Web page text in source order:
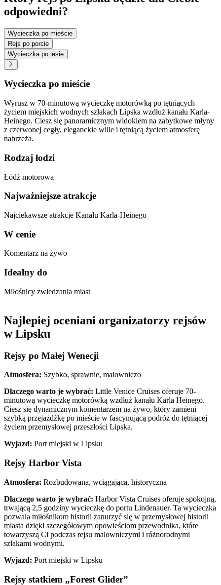
odpowiedni?
Wycieczka po mieście
Rejs po porcie
Wycieczka po lesie
Wycieczka po mieście
Wyrusz w 70-minutową wycieczkę motorówką po tętniących
życiem miejskich wodnych szlakach Lipska wzdłuż kanału Karla-
Heinego. Ciesz się panoramicznym widokiem na zabytkowe młyny
z czerwonej cegły, eleganckie wille i tętniącą życiem atmosferę
nabrzeża.
Rodzaj łodzi
Łódź motorowa
Najważniejsze atrakcje
Najciekawsze atrakcje Kanału Karla-Heinego
W cenie
Komentarz na żywo
Idealny do
Miłośnicy zwiedzania miast
Najlepiej oceniani organizatorzy rejsów
w Lipsku
Rejsy po Małej Wenecji
Atmosfera: Szybko, sprawnie, malowniczo
Dlaczego warto je wybrać: Little Venice Cruises oferuje 70-
minutową wycieczkę motorówką wzdłuż kanału Karla Heinego.
Ciesz się dynamicznym komentarzem na żywo, który zamieni
szybką przejażdżkę po mieście w fascynującą podróż do tętniącej
życiem przemysłowej przeszłości Lipska.
Wyjazd: Port miejski w Lipsku
Rejsy Harbor Vista
Atmosfera: Rozbudowana, wciągająca, historyczna
Dlaczego warto je wybrać: Harbor Vista Cruises oferuje spokojną,
trwającą 2,5 godziny wycieczkę do portu Lindenauer. Ta wycieczka
pozwala miłośnikom historii zanurzyć się w przemysłowej historii
miasta dzięki szczegółowym opowieściom przewodnika, które
towarzyszą Ci podczas rejsu malowniczymi i różnorodnymi
szlakami wodnymi.
Wyjazd: Port miejski w Lipsku
Rejsy statkiem „Forest Glider”